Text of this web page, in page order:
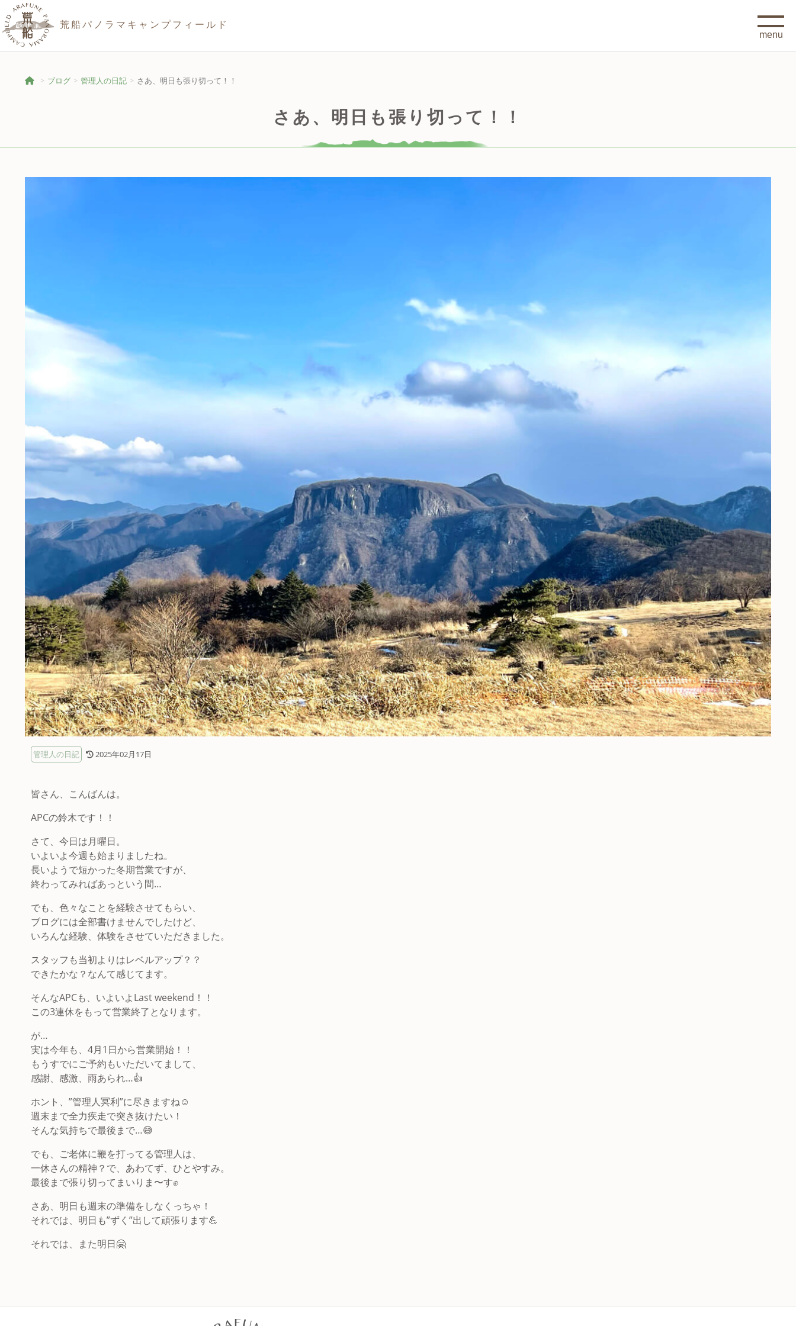
荒船パノラマキャンプフィールド
ブログ 管理人の日記 さあ、明日も張り切って！！
さあ、明日も張り切って！！
管理人の日記 2025年02月17日
皆さん、こんばんは。
APCの鈴木です！！
さて、今日は月曜日。
いよいよ今週も始まりましたね。
長いようで短かった冬期営業ですが、
終わってみればあっという間…
でも、色々なことを経験させてもらい、
ブログには全部書けませんでしたけど、
いろんな経験、体験をさせていただきました。
スタッフも当初よりはレベルアップ？？
できたかな？なんて感じてます。
そんなAPCも、いよいよLast weekend！！
この3連休をもって営業終了となります。
が…
実は今年も、4月1日から営業開始！！
もうすでにご予約もいただいてまして、
感謝、感激、雨あられ…👍
ホント、”管理人冥利”に尽きますね☺️
週末まで全力疾走で突き抜けたい！
そんな気持ちで最後まで…😅
でも、ご老体に鞭を打ってる管理人は、
一休さんの精神？で、あわてず、ひとやすみ。
最後まで張り切ってまいりま〜す✊
さあ、明日も週末の準備をしなくっちゃ！
それでは、明日も”ずく”出して頑張ります💪
それでは、また明日🤗